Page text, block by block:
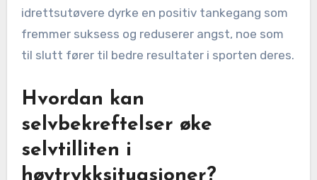
idrettsutøvere dyrke en positiv tankegang som
fremmer suksess og reduserer angst, noe som
til slutt fører til bedre resultater i sporten deres.
Hvordan kan
selvbekreftelser øke
selvtilliten i
høytrykksituasjoner?